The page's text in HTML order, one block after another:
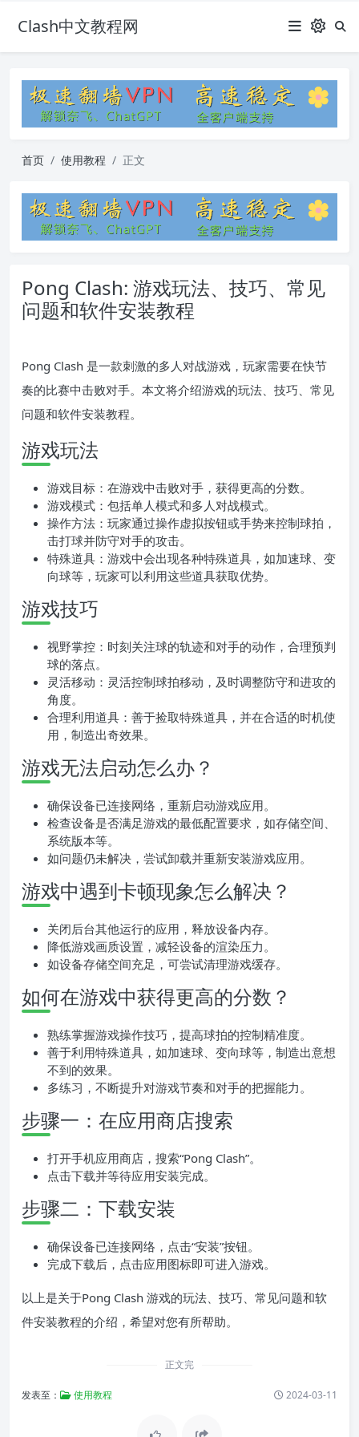
Clash中文教程网
首页 使用教程 正文
Pong Clash: 游戏玩法、技巧、常见
问题和软件安装教程
Pong Clash 是一款刺激的多人对战游戏，玩家需要在快节
奏的比赛中击败对手。本文将介绍游戏的玩法、技巧、常见
问题和软件安装教程。
游戏玩法
游戏目标：在游戏中击败对手，获得更高的分数。
游戏模式：包括单人模式和多人对战模式。
操作方法：玩家通过操作虚拟按钮或手势来控制球拍，
击打球并防守对手的攻击。
特殊道具：游戏中会出现各种特殊道具，如加速球、变
向球等，玩家可以利用这些道具获取优势。
游戏技巧
视野掌控：时刻关注球的轨迹和对手的动作，合理预判
球的落点。
灵活移动：灵活控制球拍移动，及时调整防守和进攻的
角度。
合理利用道具：善于捡取特殊道具，并在合适的时机使
用，制造出奇效果。
游戏无法启动怎么办？
确保设备已连接网络，重新启动游戏应用。
检查设备是否满足游戏的最低配置要求，如存储空间、
系统版本等。
如问题仍未解决，尝试卸载并重新安装游戏应用。
游戏中遇到卡顿现象怎么解决？
关闭后台其他运行的应用，释放设备内存。
降低游戏画质设置，减轻设备的渲染压力。
如设备存储空间充足，可尝试清理游戏缓存。
如何在游戏中获得更高的分数？
熟练掌握游戏操作技巧，提高球拍的控制精准度。
善于利用特殊道具，如加速球、变向球等，制造出意想
不到的效果。
多练习，不断提升对游戏节奏和对手的把握能力。
步骤一：在应用商店搜索
打开手机应用商店，搜索“Pong Clash”。
点击下载并等待应用安装完成。
步骤二：下载安装
确保设备已连接网络，点击“安装”按钮。
完成下载后，点击应用图标即可进入游戏。
以上是关于Pong Clash 游戏的玩法、技巧、常见问题和软
件安装教程的介绍，希望对您有所帮助。
正文完
发表至： 使用教程 2024-03-11